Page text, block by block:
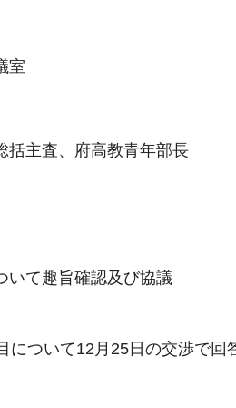
室
括主査、府高教青年部長
いて趣旨確認及び協議
について12月25日の交渉で回